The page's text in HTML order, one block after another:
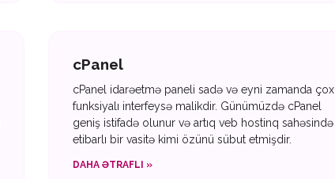
cPanel
cPanel idarəetmə paneli sadə və eyni zamanda çox
funksiyalı interfeysə malikdir. Günümüzdə cPanel
geniş istifadə olunur və artıq veb hostinq sahəsində
etibarlı bir vasitə kimi özünü sübut etmişdir.
DAHA ƏTRAFLI »